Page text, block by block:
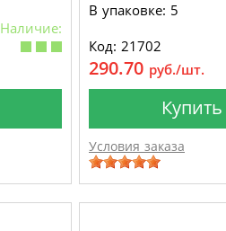
Наличие:
В упаковке: 5
Код: 21702
290.70 руб./шт.
Купить
Условия заказа